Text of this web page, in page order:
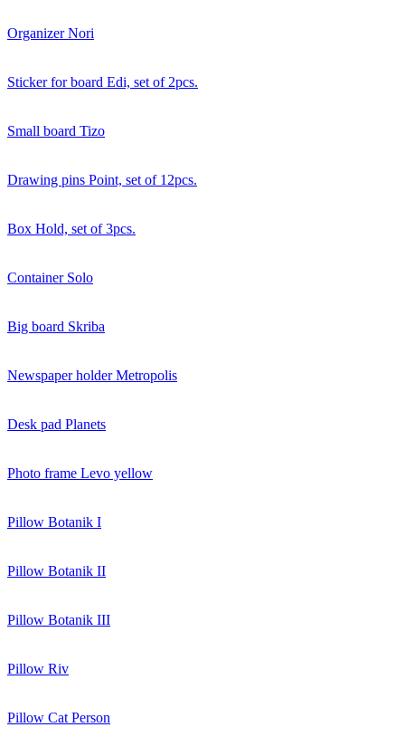
Organizer Nori
Sticker for board Edi, set of 2pcs.
Small board Tizo
Drawing pins Point, set of 12pcs.
Box Hold, set of 3pcs.
Container Solo
Big board Skriba
Newspaper holder Metropolis
Desk pad Planets
Photo frame Levo yellow
Pillow Botanik I
Pillow Botanik II
Pillow Botanik III
Pillow Riv
Pillow Cat Person